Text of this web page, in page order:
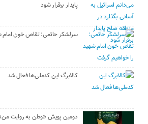
پایدار برقرار شود
سرلشکر حاتمی: تقاص خون امام
کالابرگ این کدملی‌ها فعال شد
دومین پویش «وطن به روایت